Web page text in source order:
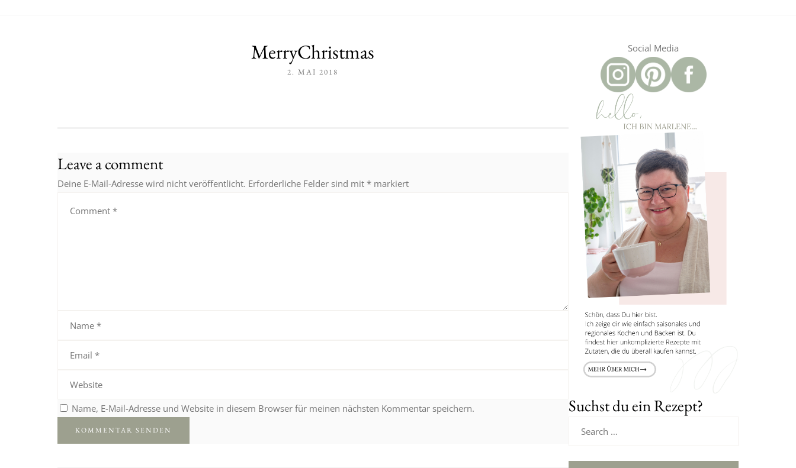
MerryChristmas
2. MAI 2018
Leave a comment
Deine E-Mail-Adresse wird nicht veröffentlicht. Erforderliche Felder sind mit * markiert
Name, E-Mail-Adresse und Website in diesem Browser für meinen nächsten Kommentar speichern.
Social Media
Suchst du ein Rezept?